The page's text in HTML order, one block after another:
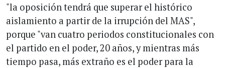
"la oposición tendrá que superar el histórico
aislamiento a partir de la irrupción del MAS",
porque "van cuatro periodos constitucionales con
el partido en el poder, 20 años, y mientras más
tiempo pasa, más extraño es el poder para la